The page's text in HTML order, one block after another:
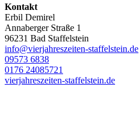
Kontakt
Erbil Demirel
Annaberger Straße 1
96231 Bad Staffelstein
info@vierjahreszeiten-staffelstein.de
09573 6838
0176 24085721
vierjahreszeiten-staffelstein.de